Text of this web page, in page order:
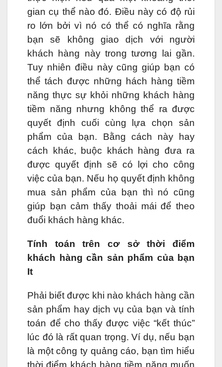
gian cụ thể nào đó. Điều này có độ rủi
ro lớn bởi vì nó có thể có nghĩa rằng
bạn sẽ không giao dịch với người
khách hàng này trong tương lai gần.
Tuy nhiên điều này cũng giúp bạn có
thể tách được những hách hàng tiềm
năng thực sự khỏi những khách hàng
tiềm năng nhưng không thể ra được
quyết định cuối cùng lựa chọn sản
phẩm của bạn. Bằng cách này hay
cách khác, buộc khách hàng đưa ra
được quyết định sẽ có lợi cho công
việc của bạn. Nếu họ quyết định không
mua sản phẩm của bạn thì nó cũng
giúp bạn cảm thấy thoải mái để theo
đuổi khách hàng khác.
Tính toán trên cơ sở thời điểm
khách hàng cần sản phẩm của bạn
It
Phải biết được khi nào khách hàng cần
sản phẩm hay dịch vụ của bạn và tính
toán để cho thấy được việc “kết thúc”
lúc đó là rất quan trọng. Ví dụ, nếu bạn
là một công ty quảng cáo, bạn tìm hiểu
thời điểm khách hàng tiềm năng muốn